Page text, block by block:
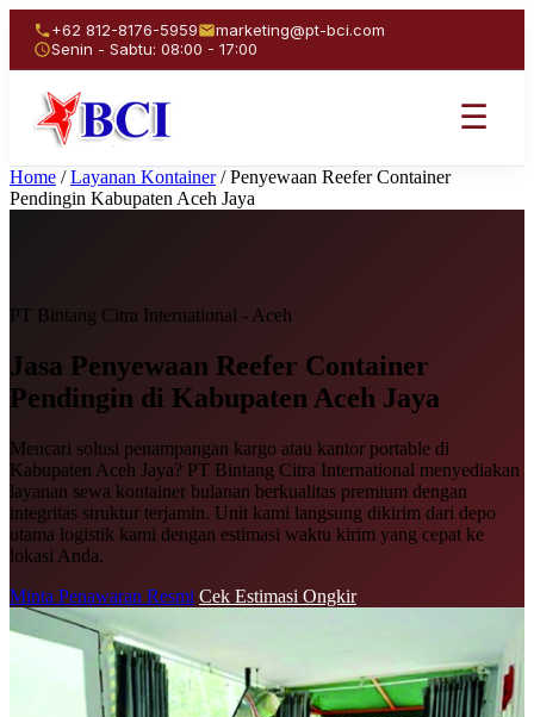
+62 812-8176-5959
marketing@pt-bci.com
Senin - Sabtu: 08:00 - 17:00
☰
Home / Layanan Kontainer / Penyewaan Reefer Container
Pendingin Kabupaten Aceh Jaya
PT Bintang Citra International - Aceh
Jasa Penyewaan Reefer Container
Pendingin di Kabupaten Aceh Jaya
Mencari solusi penampangan kargo atau kantor portable di
Kabupaten Aceh Jaya? PT Bintang Citra International menyediakan
layanan sewa kontainer bulanan berkualitas premium dengan
integritas struktur terjamin. Unit kami langsung dikirim dari depo
utama logistik kami dengan estimasi waktu kirim yang cepat ke
lokasi Anda.
Minta Penawaran Resmi Cek Estimasi Ongkir